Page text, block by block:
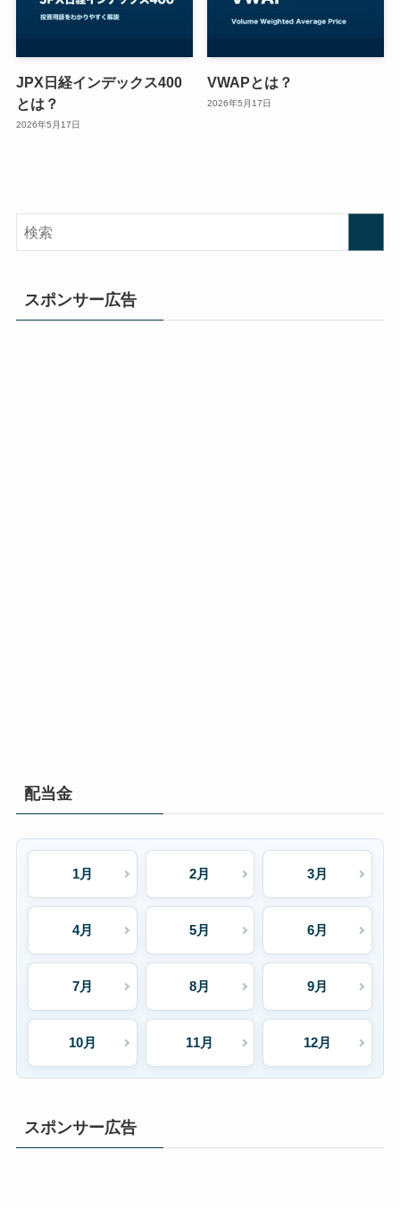
JPX日経インデックス400
とは？
2026年5月17日
VWAPとは？
2026年5月17日
スポンサー広告
配当金
1月 2月 3月
4月 5月 6月
7月 8月 9月
10月 11月 12月
スポンサー広告